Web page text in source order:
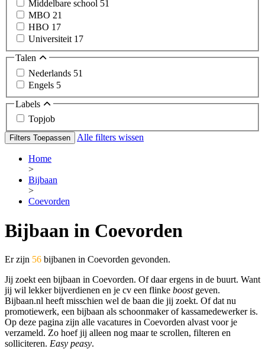
Middelbare school 51
MBO 21
HBO 17
Universiteit 17
Talen
Nederlands 51
Engels 5
Labels
Topjob
Filters Toepassen Alle filters wissen
Home
>
Bijbaan
>
Coevorden
Bijbaan in Coevorden
Er zijn 56 bijbanen in Coevorden gevonden.
Jij zoekt een bijbaan in Coevorden. Of daar ergens in de buurt. Want
jij wil lekker bijverdienen en je cv een flinke boostgeven.
Bijbaan.nl heeft misschien wel de baan die jij zoekt. Of dat nu
promotiewerk, een bijbaan als schoonmaker of kassamedewerker is.
Op deze pagina zijn alle vacatures in Coevorden alvast voor je
verzameld. Zo hoef jij alleen nog maar te scrollen, filteren en
solliciteren. Easy peasy.